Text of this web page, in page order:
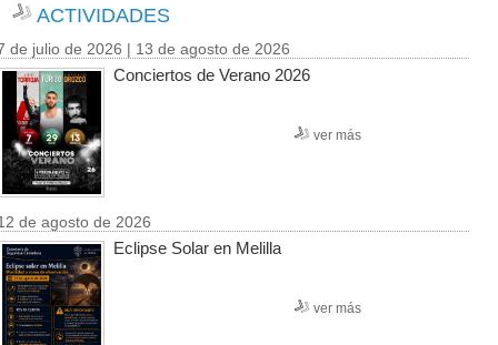
ACTIVIDADES
de julio de 2026 | 13 de agosto de 2026
Conciertos de Verano 2026
ver más
de agosto de 2026
Eclipse Solar en Melilla
ver más